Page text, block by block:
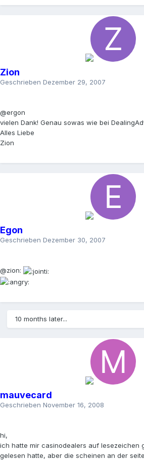
Zion
Geschrieben Dezember 29, 2007
@ergon
vielen Dank! Genau sowas wie bei
Alles Liebe
Zion
Egon
Geschrieben Dezember 30, 2007
@zion:
10 months later...
mauvecard
Geschrieben November 16, 2008
hi,
ich hatte mir casinodealers auf lesezeichen
gelesen hatte, aber die scheinen an der